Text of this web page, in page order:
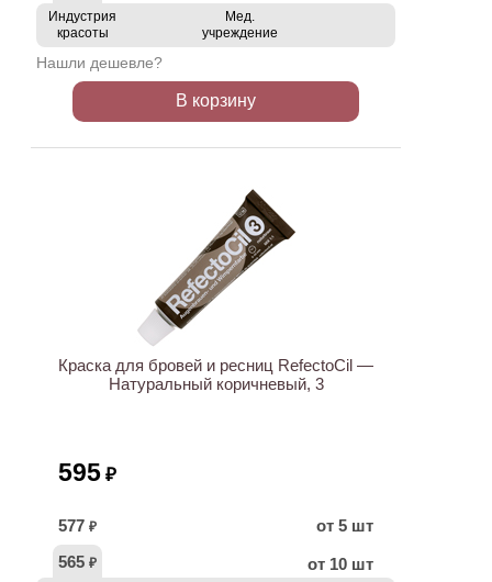
Индустрия
красоты
Мед.
учреждение
Нашли дешевле?
В корзину
Краска для бровей и ресниц RefectoCil —
Натуральный коричневый, 3
595 ₽
577 ₽
от 5 шт
565 ₽ от 10 шт